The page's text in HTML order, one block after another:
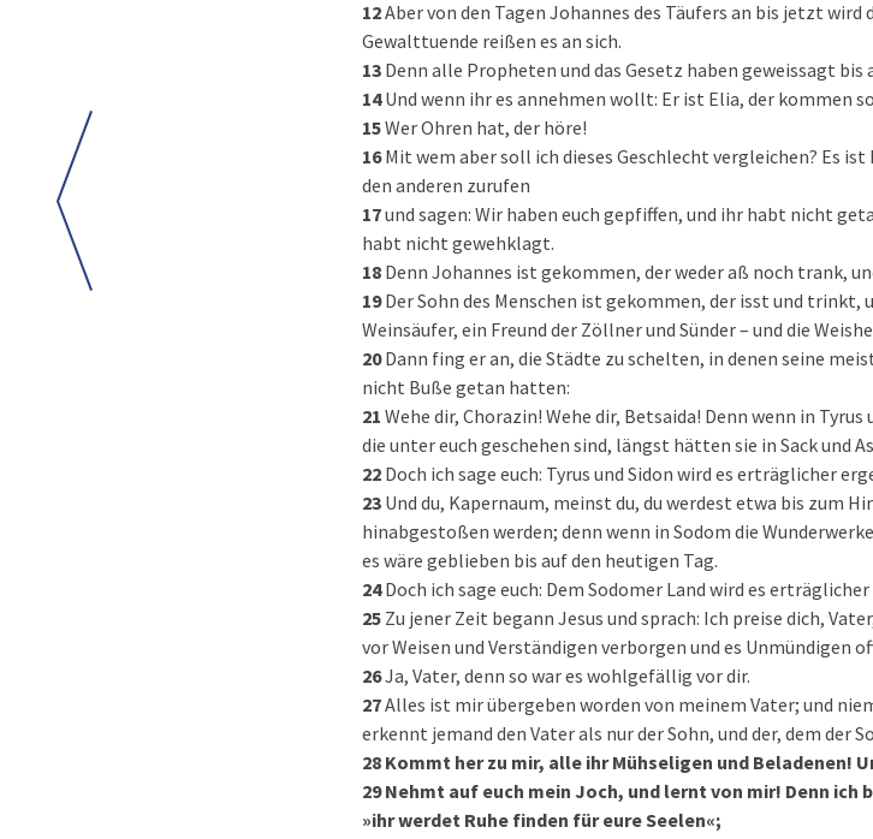
12Aber von den Tagen Johannes des Täufers an bis jetzt
Gewalttuende reißen es an sich.
13 Denn alle Propheten und das Gesetz haben geweissagt bis
14Und wenn ihr es annehmen wollt: Er ist Elia, der kommen
15Wer Ohren hat, der höre!
16Mit wem aber soll ich dieses Geschlecht vergleichen? Es
den anderen zurufen
17und sagen: Wir haben euch gepfiffen, und ihr habt nicht
habt nicht gewehklagt.
18 Denn Johannes ist gekommen, der weder aß noch trank,
19Der Sohn des Menschen ist gekommen, der isst und trinkt,
Weinsäufer, ein Freund der Zöllner und Sünder – und die
20Dann fing er an, die Städte zu schelten, in denen seine
nicht Buße getan hatten:
21 Wehe dir, Chorazin! Wehe dir, Betsaida! Denn wenn in
die unter euch geschehen sind, längst hätten sie in Sack und
22 Doch ich sage euch: Tyrus und Sidon wird es erträglicher
23 Und du, Kapernaum, meinst du, du werdest etwa bis zum
hinabgestoßen werden; denn wenn in Sodom die
es wäre geblieben bis auf den heutigen Tag.
24Doch ich sage euch: Dem Sodomer Land wird es
25 Zu jener Zeit begann Jesus und sprach: Ich preise dich,
vor Weisen und Verständigen verborgen und es Unmündigen
26Ja, Vater, denn so war es wohlgefällig vor dir.
27Alles ist mir übergeben worden von meinem Vater; und
erkennt jemand den Vater als nur der Sohn, und der, dem der
28 Kommt her zu mir, alle ihr Mühseligen und Beladenen!
29Nehmt auf euch mein Joch, und lernt von mir! Denn
»ihr werdet Ruhe finden für eure Seelen«;